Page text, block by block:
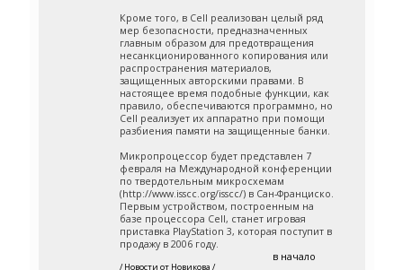
Кроме того, в Cell реализован целый ряд
мер безопасности, предназначенных
главным образом для предотвращения
несанкционированного копирования или
распространения материалов,
защищенных авторскими правами. В
настоящее время подобные функции, как
правило, обеспечиваются программно, но
Cell реализует их аппаратно при помощи
разбиения памяти на защищенные банки.
Микропроцессор будет представлен 7
февраля на Международной конференции
по твердотельным микросхемам
(http://www.isscc.org/isscc/) в Сан-Франциско.
Первым устройством, построенным на
базе процессора Cell, станет игровая
приставка PlayStation 3, которая поступит в
продажу в 2006 году.
/ Новости от Новикова /
в начало